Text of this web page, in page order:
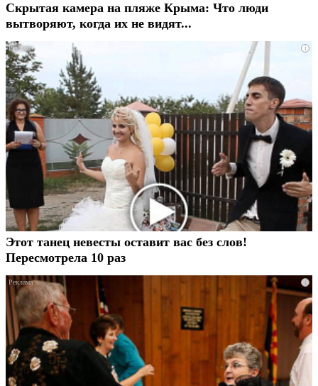
Скрытая камера на пляже Крыма: Что люди
вытворяют, когда их не видят...
i
Этот танец невесты оставит вас без слов!
Пересмотрела 10 раз
i